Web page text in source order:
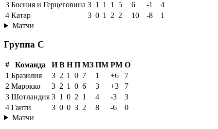
3 Босния и Герцеговина 3 1 1 1 5 6 -1
4
4 Катар 3 0 1 2 2 10 -8
1
Матчи
Группа C
# Команда И В Н П МЗ ПМ РМ О
1 Бразилия 3 2 1 0 7 1 +6
7
2 Марокко 3 2 1 0 6 3 +3
7
3 Шотландия 3 1 0 2 1 4 -3
3
4 Гаити 3 0 0 3 2 8 -6
0
Матчи